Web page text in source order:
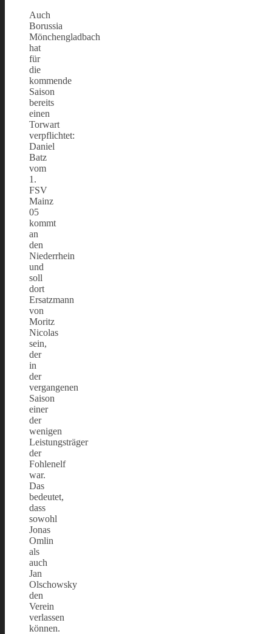
Auch
Borussia
Mönchengladbach
hat
für
die
kommende
Saison
bereits
einen
Torwart
verpflichtet:
Daniel
Batz
vom
1.
FSV
Mainz
05
kommt
an
den
Niederrhein
und
soll
dort
Ersatzmann
von
Moritz
Nicolas
sein,
der
in
der
vergangenen
Saison
einer
der
wenigen
Leistungsträger
der
Fohlenelf
war.
Das
bedeutet,
dass
sowohl
Jonas
Omlin
als
auch
Jan
Olschowsky
den
Verein
verlassen
können.